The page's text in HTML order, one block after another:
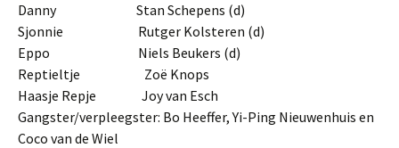
Danny Stan Schepens (d)
Sjonnie Rutger Kolsteren (d)
Eppo Niels Beukers (d)
Reptieltje Zoë Knops
Haasje Repje Joy van Esch
Gangster/verpleegster: Bo Heeffer, Yi-Ping Nieuwenhuis en
Coco van de Wiel